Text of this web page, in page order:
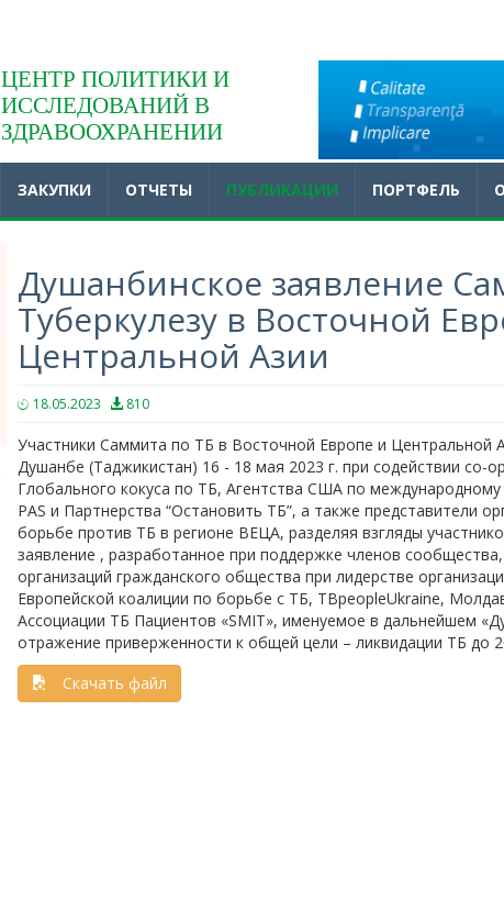
Acasă
ЦЕНТР ПОЛИТИКИ И
ИССЛЕДОВАНИЙ В
ЗДРАВООХРАНЕНИИ
ЗАКУПКИ ОТЧЕТЫ ПУБЛИКАЦИИ ПОРТФЕЛЬ
Душанбинское заявление
Туберкулезу в Восточной
Центральной Азии
18.05.2023 810
Участники Саммита по ТБ в Восточной Европе и Центральной
Душанбе (Таджикистан) 16 - 18 мая 2023 г. при содействии со-
Глобального кокуса по ТБ, Агентства США по
PAS и Партнерства “Остановить ТБ”, а также представители
борьбе против ТБ в регионе ВЕЦА, разделяя взгляды
заявление , разработанное при поддержке членов
организаций гражданского общества при лидерстве
Европейской коалиции по борьбе с ТБ, TBpeopleUkraine,
Ассоциации ТБ Пациентов «SMIT», именуемое в дальнейшем
отражение приверженности к общей цели – ликвидации ТБ до
Скачать файл